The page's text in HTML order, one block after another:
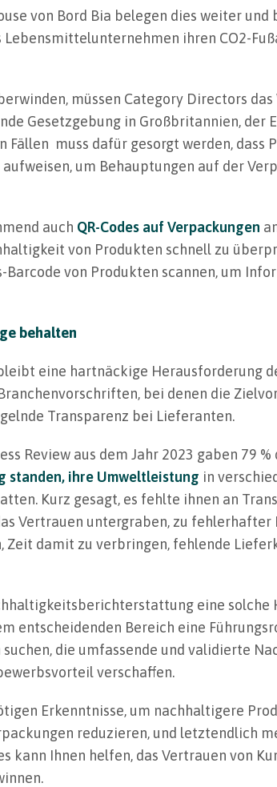
von Bord Bia belegen dies weiter und
Lebensmittelunternehmen ihren CO2-
müssen Category Directors
Gesetzgebung in Großbritannien, der
Fällen muss dafür gesorgt werden, dass
um Behauptungen auf der
auch QR-Codes auf Verpackungen
von Produkten schnell zu
von Produkten scannen, um
behalten
eine hartnäckige Herausforderung
bei denen die
Transparenz bei Lieferanten.
Review aus dem Jahr 2023 gaben 79
standen, ihre Umweltleistung in
Kurz gesagt, es fehlte ihnen an
Vertrauen untergraben, zu
Zeit damit zu verbringen, fehlende
eine
entscheidenden Bereich eine
die umfassende und validierte
verschaffen.
Erkenntnisse, um nachhaltigere
reduzieren, und letztendlich
kann Ihnen helfen, das Vertrauen von